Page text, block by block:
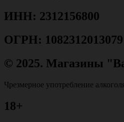
ИНН: 2312156800
ОГРН: 1082312013079
© 2025. Магазины
Чрезмерное употребление
18+